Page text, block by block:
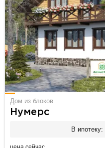
Дом из блоков
Нумерс
В ипотеку: